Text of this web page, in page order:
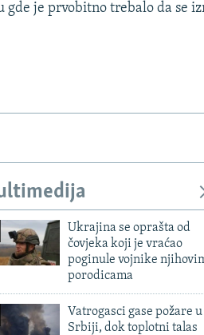
je prvobitno trebalo da se
Ukrajina se oprašta od
čovjeka koji je vraćao
poginule vojnike
porodicama
Vatrogasci gase požare u
Srbiji, dok toplotni talas